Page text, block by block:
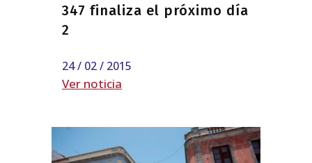
347 finaliza el próximo día
2
24 / 02 / 2015
Ver noticia